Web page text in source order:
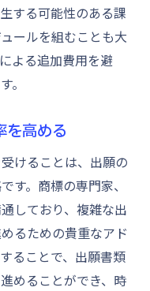
する可能性のある課
ールを組むことも大
よる追加費用を避
。
を高める
けることは、出願の
す。商標の専門家、
しており、複雑な出
るための貴重なアド
ることで、出願書類
めることができ、時